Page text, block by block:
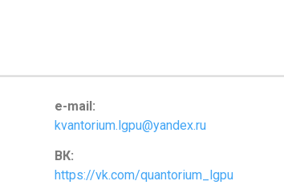
e-mail:
kvantorium.lgpu@yandex.ru
ВК:
https://vk.com/quantorium_lgpu